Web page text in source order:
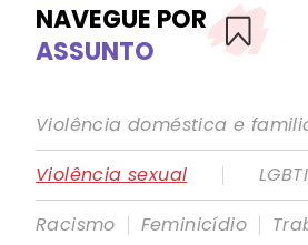
NAVEGUE POR
ASSUNTO
Violência doméstica e
Violência sexual
|
Racismo | Feminicídio |